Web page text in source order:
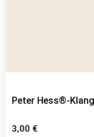
Peter Hess®-
3,00 €